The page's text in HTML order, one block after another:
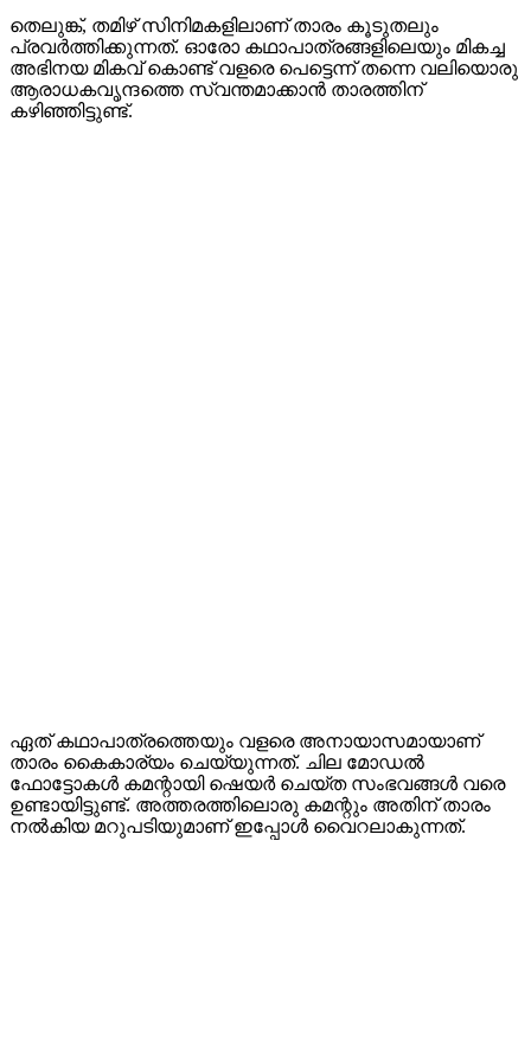
തെലുങ്ക്, തമിഴ് സിനിമകളിലാണ് താരം കൂടുതലും
പ്രവർത്തിക്കുന്നത്. ഓരോ കഥാപാത്രങ്ങളിലെയും മികച്ച
അഭിനയ മികവ് കൊണ്ട് വളരെ പെട്ടെന്ന് തന്നെ വലിയൊരു
ആരാധകവൃന്ദത്തെ സ്വന്തമാക്കാൻ താരത്തിന്
കഴിഞ്ഞിട്ടുണ്ട്.
ഏത് കഥാപാത്രത്തെയും വളരെ അനായാസമായാണ്
താരം കൈകാര്യം ചെയ്യുന്നത്. ചില മോഡൽ
ഫോട്ടോകൾ കമന്റായി ഷെയർ ചെയ്ത സംഭവങ്ങൾ വരെ
ഉണ്ടായിട്ടുണ്ട്. അത്തരത്തിലൊരു കമന്റും അതിന് താരം
നൽകിയ മറുപടിയുമാണ് ഇപ്പോൾ വൈറലാകുന്നത്.